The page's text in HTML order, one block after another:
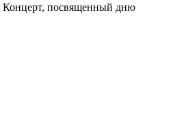
посвященный дню